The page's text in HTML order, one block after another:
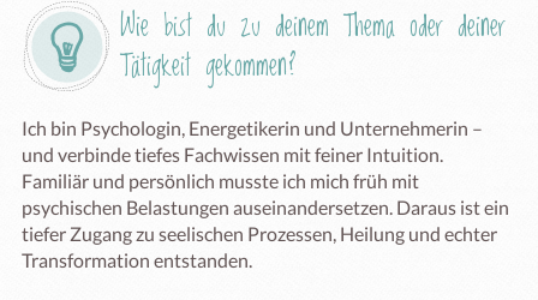
Wie bist du zu deinem Thema oder deiner
Tätigkeit gekommen?
Ich bin Psychologin, Energetikerin und Unternehmerin –
und verbinde tiefes Fachwissen mit feiner Intuition.
Familiär und persönlich musste ich mich früh mit
psychischen Belastungen auseinandersetzen. Daraus ist ein
tiefer Zugang zu seelischen Prozessen, Heilung und echter
Transformation entstanden.